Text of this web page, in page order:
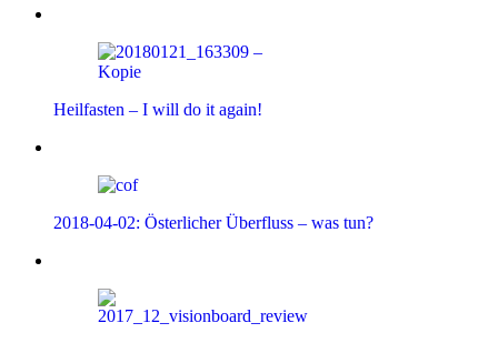
Heilfasten – I will do it again!
2018-04-02: Österlicher Überfluss – was tun?